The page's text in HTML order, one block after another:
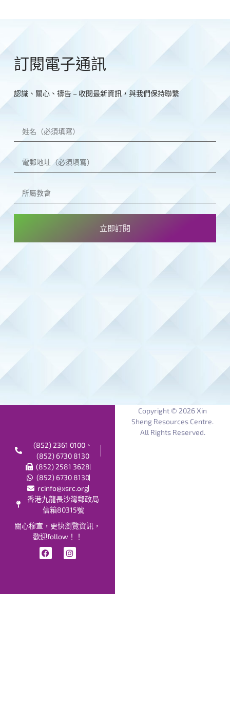
訂閱電子通訊
認識、關心、禱告 – 收閱最新資訊，與我們保持聯繫
立即訂閱
Copyright © 2026 Xin
Sheng Resources Centre.
All Rights Reserved.
(852) 2361 0100、
(852) 6730 8130
(852) 2581 3628
(852) 6730 8130
rcinfo@xsrc.org
香港九龍長沙灣郵政局
信箱80315號
關心穆宣，更快瀏覽資訊，
歡迎follow！！